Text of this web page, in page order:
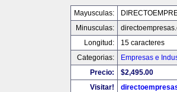
Mayusculas:
Minusculas:
Longitud:
15 caracteres
Categorias:
Empresas e
Precio:
$2,495.00
Visitar!